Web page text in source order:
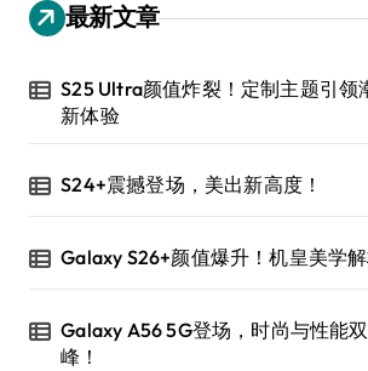
最新文章
S25 Ultra颜值炸裂！定制主题引领
新体验
S24+震撼登场，美出新高度！
Galaxy S26+颜值爆升！机皇美学
Galaxy A56 5G登场，时尚与性能
峰！